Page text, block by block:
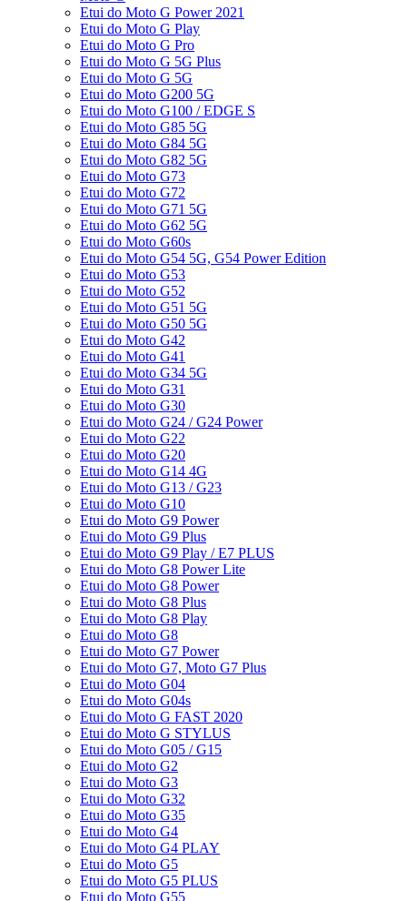
Etui do Moto G Power 2021
Etui do Moto G Play
Etui do Moto G Pro
Etui do Moto G 5G Plus
Etui do Moto G 5G
Etui do Moto G200 5G
Etui do Moto G100 / EDGE S
Etui do Moto G85 5G
Etui do Moto G84 5G
Etui do Moto G82 5G
Etui do Moto G73
Etui do Moto G72
Etui do Moto G71 5G
Etui do Moto G62 5G
Etui do Moto G60s
Etui do Moto G54 5G, G54 Power Edition
Etui do Moto G53
Etui do Moto G52
Etui do Moto G51 5G
Etui do Moto G50 5G
Etui do Moto G42
Etui do Moto G41
Etui do Moto G34 5G
Etui do Moto G31
Etui do Moto G30
Etui do Moto G24 / G24 Power
Etui do Moto G22
Etui do Moto G20
Etui do Moto G14 4G
Etui do Moto G13 / G23
Etui do Moto G10
Etui do Moto G9 Power
Etui do Moto G9 Plus
Etui do Moto G9 Play / E7 PLUS
Etui do Moto G8 Power Lite
Etui do Moto G8 Power
Etui do Moto G8 Plus
Etui do Moto G8 Play
Etui do Moto G8
Etui do Moto G7 Power
Etui do Moto G7, Moto G7 Plus
Etui do Moto G04
Etui do Moto G04s
Etui do Moto G FAST 2020
Etui do Moto G STYLUS
Etui do Moto G05 / G15
Etui do Moto G2
Etui do Moto G3
Etui do Moto G32
Etui do Moto G35
Etui do Moto G4
Etui do Moto G4 PLAY
Etui do Moto G5
Etui do Moto G5 PLUS
Etui do Moto G55